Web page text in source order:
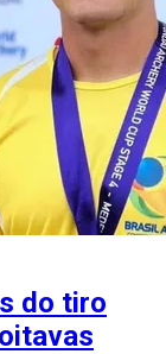
do tiro